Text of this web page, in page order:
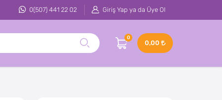
0(507) 441 22 02 Giriş Yap ya da Üye Ol
0
0,00